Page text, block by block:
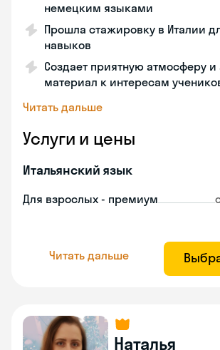
немецким языками
Прошла стажировку в Италии
навыков
Создает приятную атмосферу и
материал к интересам
Читать дальше
Услуги и цены
Итальянский язык
Для взрослых - премиум
Читать дальше
Наталья